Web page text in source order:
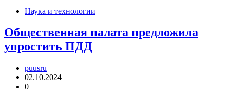
Наука и технологии
Общественная палата предложила
упростить ПДД
puusru
02.10.2024
0